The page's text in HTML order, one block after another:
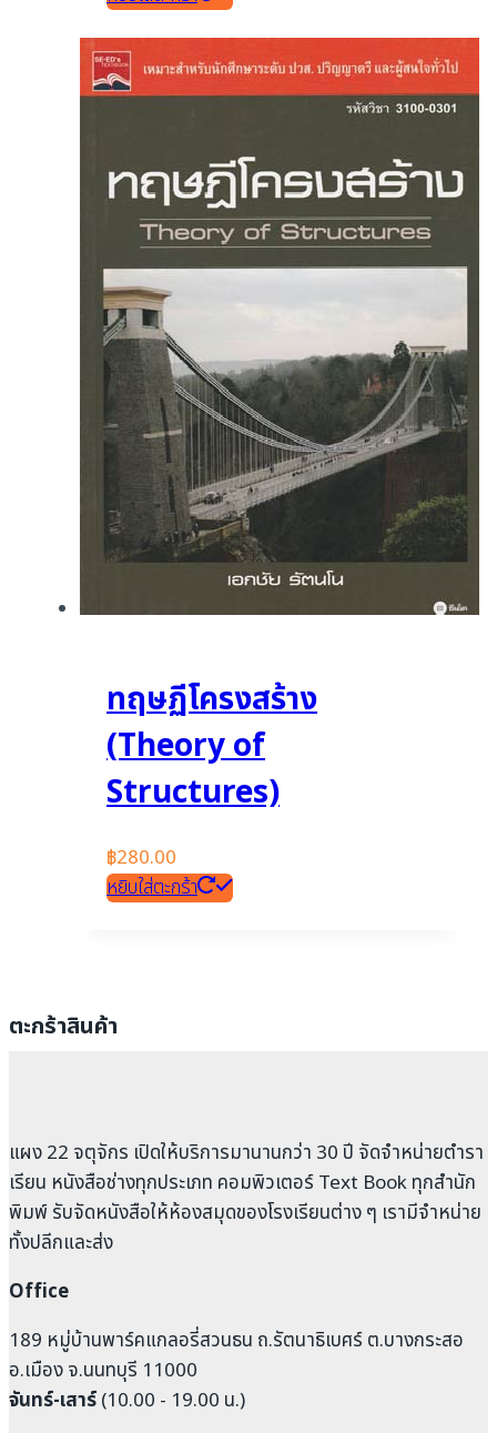
ทฤษฏีโครงสร้าง
(Theory of
Structures)
฿280.00
หยิบใส่ตะกร้า
ตะกร้าสินค้า
แผง 22 จตุจักร เปิดให้บริการมานานกว่า 30 ปี จัดจำหน่ายตำรา
เรียน หนังสือช่างทุกประเภท คอมพิวเตอร์ Text Book ทุกสำนัก
พิมพ์ รับจัดหนังสือให้ห้องสมุดของโรงเรียนต่าง ๆ เรามีจำหน่าย
ทั้งปลีกและส่ง
Office
189 หมู่บ้านพาร์คแกลอรี่สวนธน ถ.รัตนาธิเบศร์ ต.บางกระสอ
อ.เมือง จ.นนทบุรี 11000
จันทร์-เสาร์(10.00 - 19.00 น.)